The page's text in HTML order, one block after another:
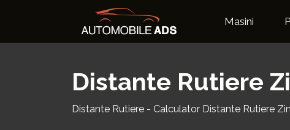
Masini
Distante Rutiere
Distante Rutiere - Calculator Distante Rutiere